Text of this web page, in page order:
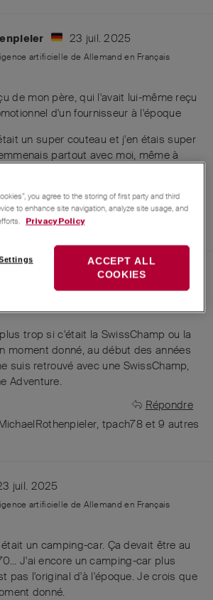
23 juil. 2025
artificielle de Allemand en Français
de mon père, qui l'avait lui-même reçu
d'un fournisseur à l'époque
un super couteau et j'en étais super
partout avec moi, même à
Répondre
,tpach78
artificielle deAnglaisenFrançais
trop si c'était la SwissChamp ou la
moment donné, au début des années
suis retrouvé avec une SwissChamp,
Adventure.
Répondre
, tpach78et9 autres
juil. 2025
artificielle de Allemand en Français
un camping-car. Ça devait être au
J'ai encore un camping-car plus
pas l'original d'à l'époque. Je crois que
donné.
you agree to the storing of first party and third
to enhance site navigation, analyze site usage, and
Privacy Policy
ACCEPT ALL
COOKIES